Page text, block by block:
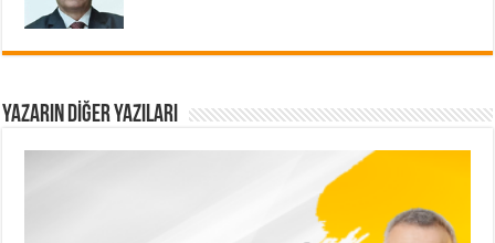
YAZARIN DIĞER YAZILARI